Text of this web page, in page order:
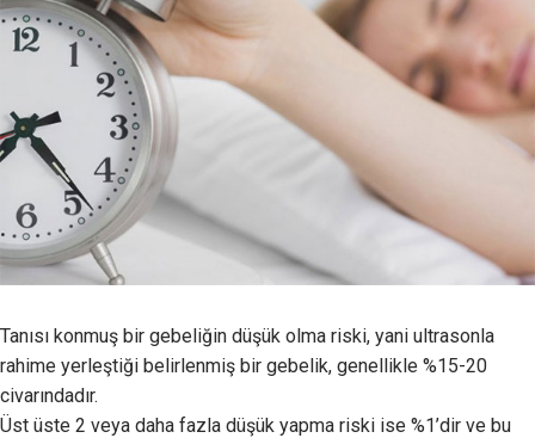
Tanısı konmuş bir gebeliğin düşük olma riski, yani ultrasonla
rahime yerleştiği belirlenmiş bir gebelik, genellikle %15-20
civarındadır.
Üst üste 2 veya daha fazla düşük yapma riski ise %1’dir ve bu